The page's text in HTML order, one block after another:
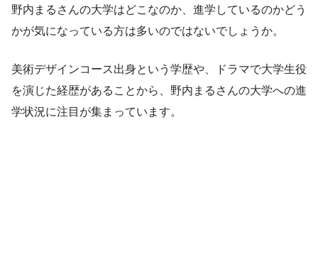
野内まるさんの大学はどこなのか、進学しているのかどう
かが気になっている方は多いのではないでしょうか。
美術デザインコース出身という学歴や、ドラマで大学生役
を演じた経歴があることから、野内まるさんの大学への進
学状況に注目が集まっています。